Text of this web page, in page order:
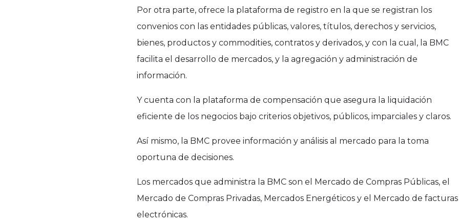
Por otra parte, ofrece la plataforma de registro en la que se registran los
convenios con las entidades públicas, valores, títulos, derechos y servicios,
bienes, productos y commodities, contratos y derivados, y con la cual, la BMC
facilita el desarrollo de mercados, y la agregación y administración de
información.
Y cuenta con la plataforma de compensación que asegura la liquidación
eficiente de los negocios bajo criterios objetivos, públicos, imparciales y claros.
Así mismo, la BMC provee información y análisis al mercado para la toma
oportuna de decisiones.
Los mercados que administra la BMC son el Mercado de Compras Públicas, el
Mercado de Compras Privadas, Mercados Energéticos y el Mercado de facturas
electrónicas.